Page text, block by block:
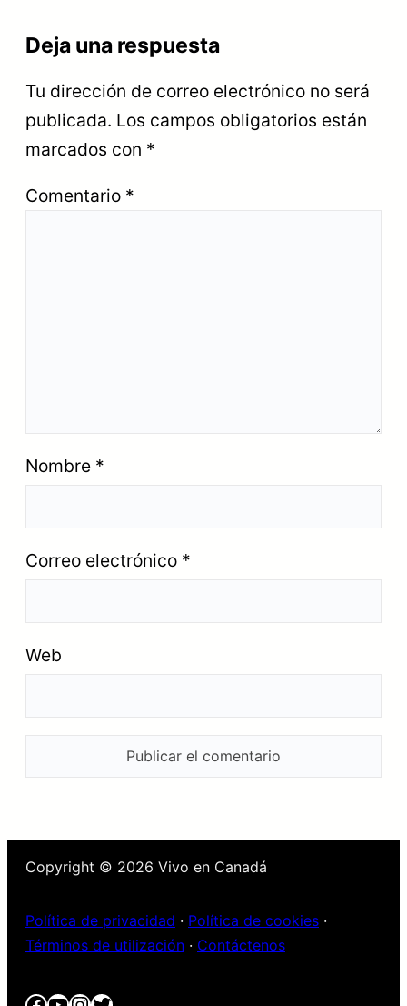
Deja una respuesta
Tu dirección de correo electrónico no será
publicada. Los campos obligatorios están
marcados con *
Comentario *
Nombre *
Correo electrónico *
Web
Copyright © 2026 Vivo en Canadá
Política de privacidad · Política de cookies ·
Términos de utilización · Contáctenos